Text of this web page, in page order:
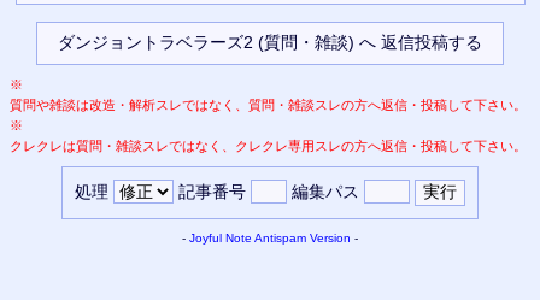
※
質問や雑談は改造・解析スレではなく、質問・雑談スレの方へ返信・投稿して下さい。
※
クレクレは質問・雑談スレではなく、クレクレ専用スレの方へ返信・投稿して下さい。
処理 記事番号 編集パス
- Joyful Note Antispam Version -